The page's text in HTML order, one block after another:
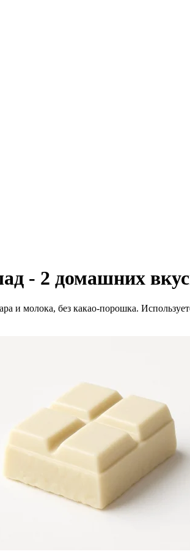
- 2 домашних
молока, без какао-порошка.